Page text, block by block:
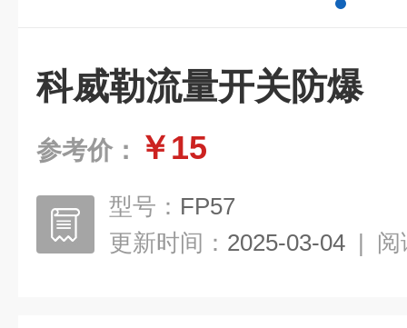
科威勒流量开关防爆
参考价： ￥15
型号： FP57
更新时间： 2025-03-04 | 阅